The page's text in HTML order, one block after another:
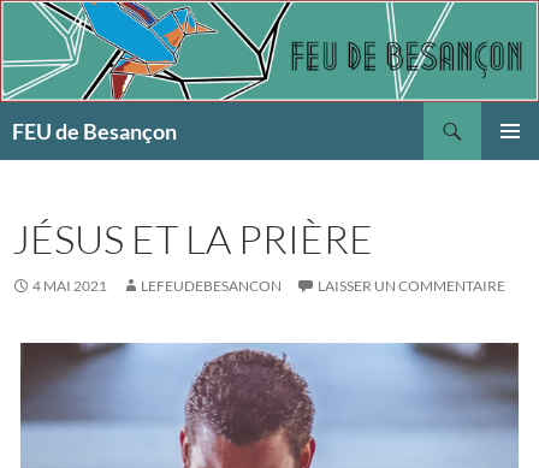
Aller
contenu
FEU de Besançon
JÉSUS ET LA PRIÈRE
4 MAI 2021 LEFEUDEBESANCON LAISSER UN COMMENTAIRE